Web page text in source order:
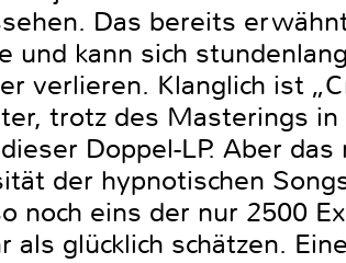
Das bereits
kann sich
verlieren. Klanglich ist
trotz des Masterings
Doppel-LP. Aber das
der hypnotischen
noch eins der nur 2500
glücklich schätzen.